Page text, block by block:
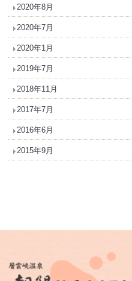
2020年8月
2020年7月
2020年1月
2019年7月
2018年11月
2017年7月
2016年6月
2015年9月